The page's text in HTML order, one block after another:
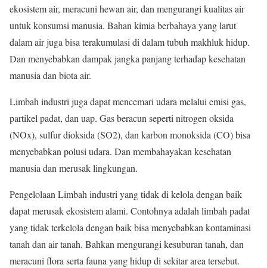
ekosistem air, meracuni hewan air, dan mengurangi kualitas air
untuk konsumsi manusia. Bahan kimia berbahaya yang larut
dalam air juga bisa terakumulasi di dalam tubuh makhluk hidup.
Dan menyebabkan dampak jangka panjang terhadap kesehatan
manusia dan biota air.
Limbah industri juga dapat mencemari udara melalui emisi gas,
partikel padat, dan uap. Gas beracun seperti nitrogen oksida
(NOx), sulfur dioksida (SO2), dan karbon monoksida (CO) bisa
menyebabkan polusi udara. Dan membahayakan kesehatan
manusia dan merusak lingkungan.
Pengelolaan Limbah industri yang tidak di kelola dengan baik
dapat merusak ekosistem alami. Contohnya adalah limbah padat
yang tidak terkelola dengan baik bisa menyebabkan kontaminasi
tanah dan air tanah. Bahkan mengurangi kesuburan tanah, dan
meracuni flora serta fauna yang hidup di sekitar area tersebut.